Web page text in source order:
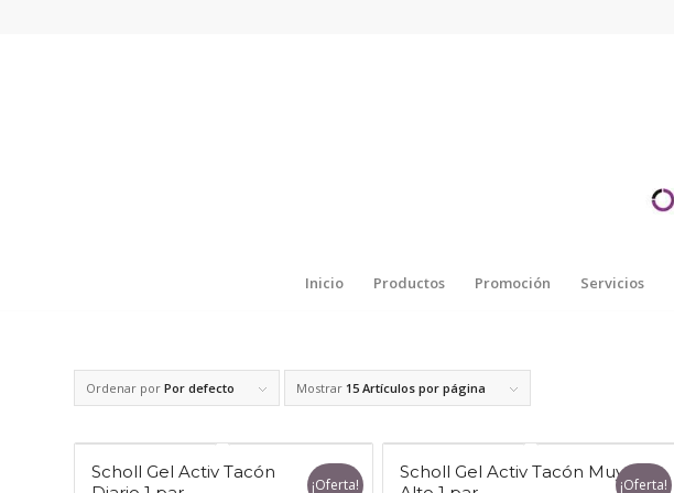
Inicio Productos Promoción Servicios
Ordenar por Por defecto Mostrar 15 Artículos por página
Scholl Gel Activ Tacón
¡Oferta!
Scholl Gel Activ Tacón Muy
¡Oferta!